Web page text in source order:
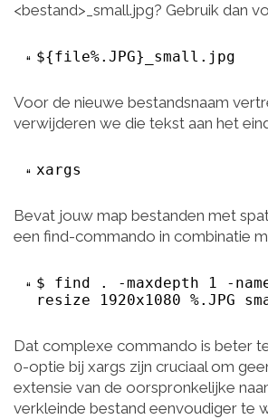
<bestand>_small.jpg? Gebruik dan
${file%.JPG}_small.jpg
Voor de nieuwe bestandsnaam
verwijderen we die tekst aan het
xargs
Bevat jouw map bestanden met
een find-commando in combinatie
$ find . -maxdepth 1 -
resize 1920x1080 %.JPG
Dat complexe commando is beter
0-optie bij xargs zijn cruciaal om
extensie van de oorspronkelijke
verkleinde bestand eenvoudiger te